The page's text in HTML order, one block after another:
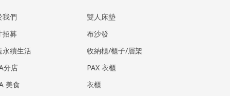
我們
招募
永續生活
分店
美食
雙人床墊
布沙發
收納櫃/櫃子/層架
PAX 衣櫃
衣櫃